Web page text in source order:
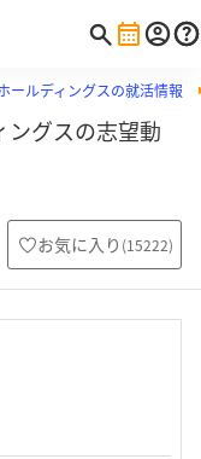
ールディングスの就活情報
ングスの志望動
お気に入り (15222)